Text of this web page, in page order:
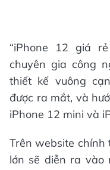
“iPhone 12 giá
chuyên gia công
thiết kế vuông
được ra mắt, và
iPhone 12 mini và
Trên website chính
lớn sẽ diễn ra vào